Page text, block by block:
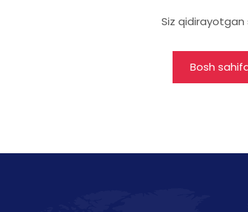
Siz
Bosh